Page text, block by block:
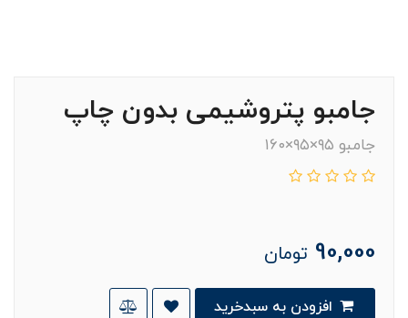
جامبو پتروشیمی بدون چاپ
جامبو ۹۵×۹۵×۱۶۰
90,000 تومان